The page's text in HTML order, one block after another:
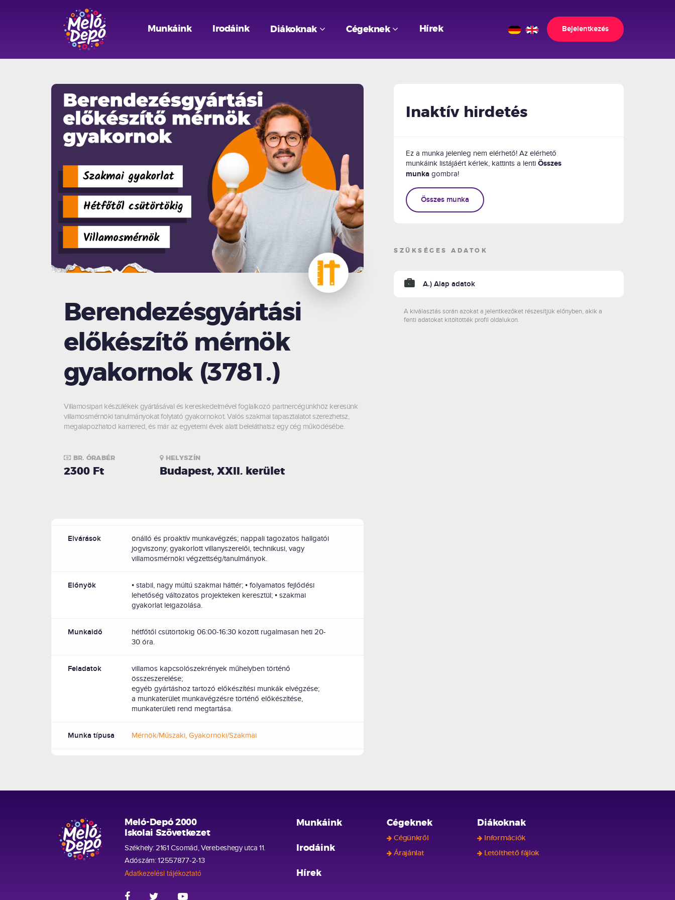
Munkáink Irodáink Diákoknak Cégeknek Hírek Bejelentkezés
Berendezésgyártási
előkészítő mérnök
gyakornok (3781.)
Villamosipari készülékek gyártásával és kereskedelmével foglalkozó partnercégünkhöz keresünk
villamosmérnöki tanulmányokat folytató gyakornokot. Valós szakmai tapasztalatot szerezhetsz,
megalapozhatod karriered, és már az egyetemi évek alatt beleláthatsz egy cég működésébe.
BR. ÓRABÉR
2300 Ft
HELYSZÍN
Budapest, XXII. kerület
Elvárások
önálló és proaktív munkavégzés; nappali tagozatos hallgatói
jogviszony; gyakorlott villanyszerelői, technikusi, vagy
villamosmérnöki végzettség/tanulmányok.
Előnyök
• stabil, nagy múltú szakmai háttér; • folyamatos fejlődési
lehetőség változatos projekteken keresztül; • szakmai
gyakorlat leigazolása.
Munkaidő
hétfőtől csütörtökig 06:00-16:30 között rugalmasan heti 20-
30 óra.
Feladatok
villamos kapcsolószekrények műhelyben történő
összeszerelése;
egyéb gyártáshoz tartozó előkészítési munkák elvégzése;
a munkaterület munkavégzésre történő előkészítése,
munkaterületi rend megtartása.
Munka típusa Mérnök/Műszaki, Gyakornoki/Szakmai
Inaktív hirdetés
Ez a munka jelenleg nem elérhető! Az elérhető
munkáink listájáért kérlek, kattints a lentiÖsszes
munka gombra!
Összes munka
SZÜKSÉGES ADATOK
A.) Alap adatok
A kiválasztás során azokat a jelentkezőket részesítjük előnyben, akik a
fenti adatokat kitöltötték profil oldalukon.
Meló-Depó 2000
Iskolai Szövetkezet
Székhely: 2161 Csomád, Verebeshegy utca 11.
Adószám: 12557877-2-13
Adatkezelési tájékoztató
Munkáink
Irodáink
Hírek
Cégeknek
Cégünkről
Árajánlat
Diákoknak
Információk
Letölthető fájlok